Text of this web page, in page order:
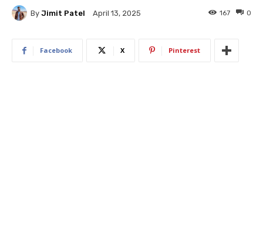
By Jimit Patel April 13, 2025 0
167
Facebook X Pinterest